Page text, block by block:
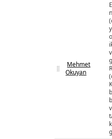
Mehmet
Okuyan